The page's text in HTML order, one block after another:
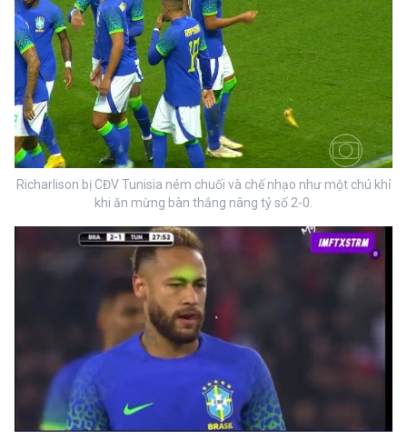
Richarlison bị CĐV Tunisia ném chuối và chế nhạo như một chú khỉ
khi ăn mừng bàn thắng nâng tỷ số 2-0.